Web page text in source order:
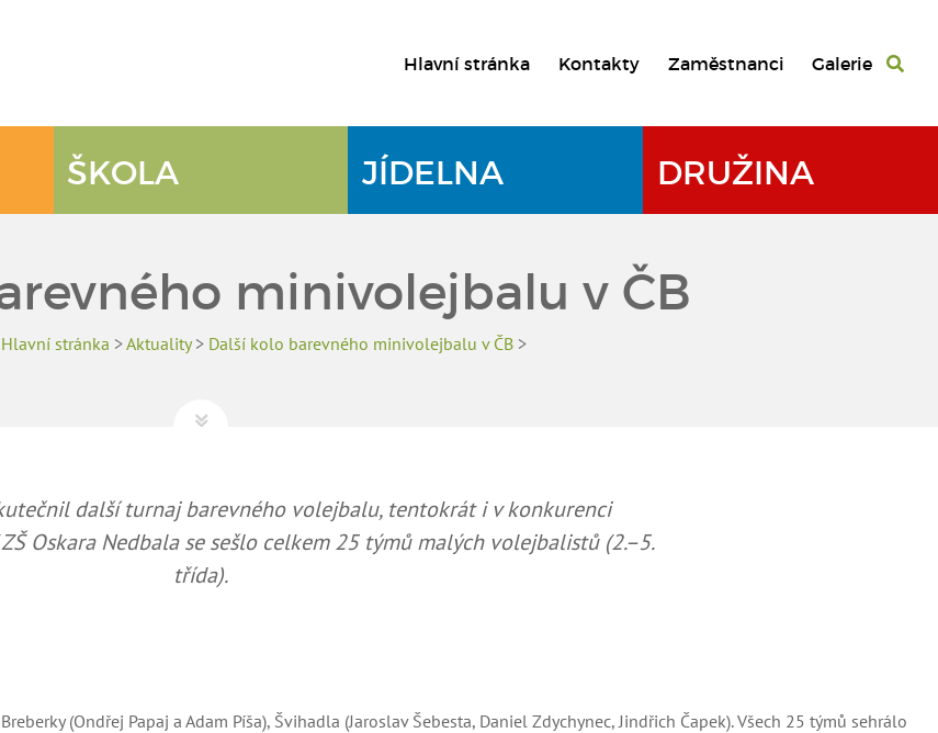
Hlavní stránka Kontakty Zaměstnanci Galerie
ŠKOLA JÍDELNA DRUŽINA
minivolejbalu v ČB
Hlavní stránka >Aktuality> Další kolo barevného minivolejbalu v ČB >
další turnaj barevného volejbalu, tentokrát i v konkurenci
Oskara Nedbala se sešlo celkem 25 týmů malých volejbalistů (2.–5.
třída).
(Ondřej Papaj a Adam Píša), Švihadla (Jaroslav Šebesta, Daniel Zdychynec, Jindřich Čapek). Všech 25 týmů sehrálo